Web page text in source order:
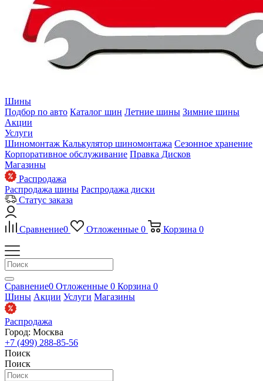
Шины
Подбор по авто Каталог шин Летние шины Зимние шины
Акции
Услуги
Шиномонтаж Калькулятор шиномонтажа Сезонное хранение
Корпоративное обслуживание Правка Дисков
Магазины
Распродажа
Распродажа шины Распродажа диски
Статус заказа
Сравнение0 Отложенные 0 Корзина 0
Сравнение0 Отложенные 0 Корзина 0
Шины Акции Услуги Магазины
Распродажа
Город: Москва
+7 (499) 288-85-56
Поиск
Поиск